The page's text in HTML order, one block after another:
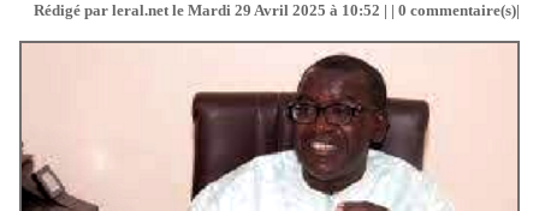
Rédigé par leral.net le Mardi 29 Avril 2025 à 10:52 | | 0 commentaire(s)|